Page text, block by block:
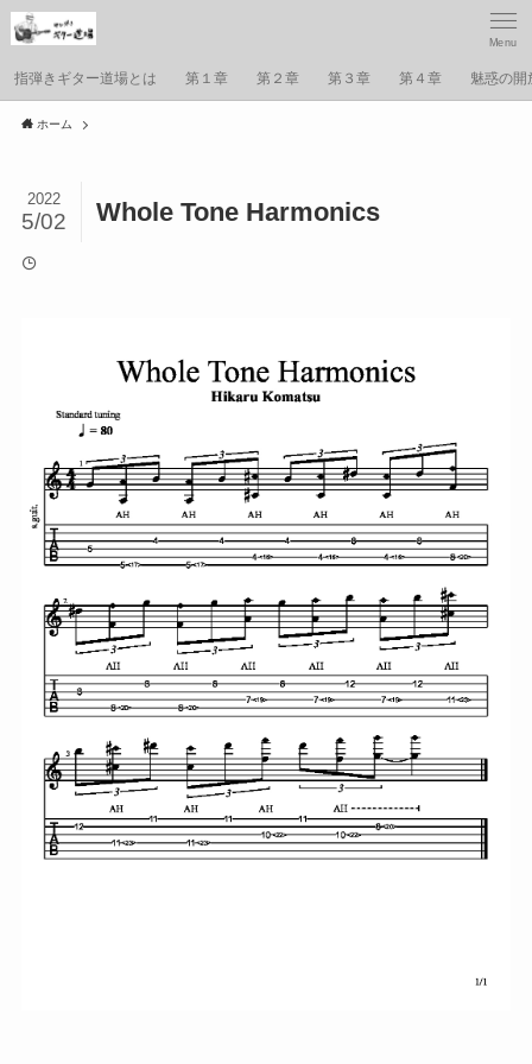
Menu
指弾きギター道場とは 第１章 第２章 第３章 第４章 魅惑の開
ホーム
Whole Tone Harmonics
2022
5/02